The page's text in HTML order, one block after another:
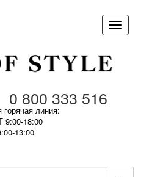
0 800 333 516
горячая линия:
9:00-18:00
13:00